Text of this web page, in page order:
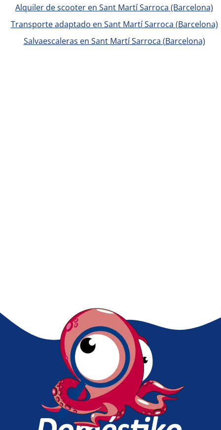
Alquiler de scooter en Sant Martí Sarroca (Barcelona)
Transporte adaptado en Sant Martí Sarroca (Barcelona)
Salvaescaleras en Sant Martí Sarroca (Barcelona)